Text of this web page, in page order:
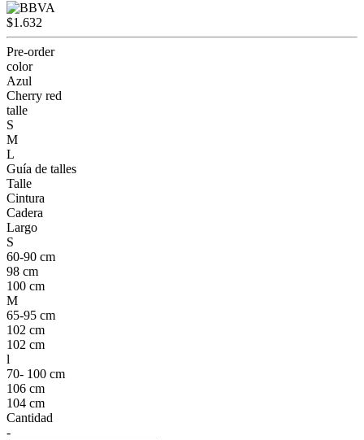
$1.632
Pre-order
color
Azul
Cherry red
talle
S
M
L
Guía de talles
Talle
Cintura
Cadera
Largo
S
60-90 cm
98 cm
100 cm
M
65-95 cm
102 cm
102 cm
l
70- 100 cm
106 cm
104 cm
Cantidad
-